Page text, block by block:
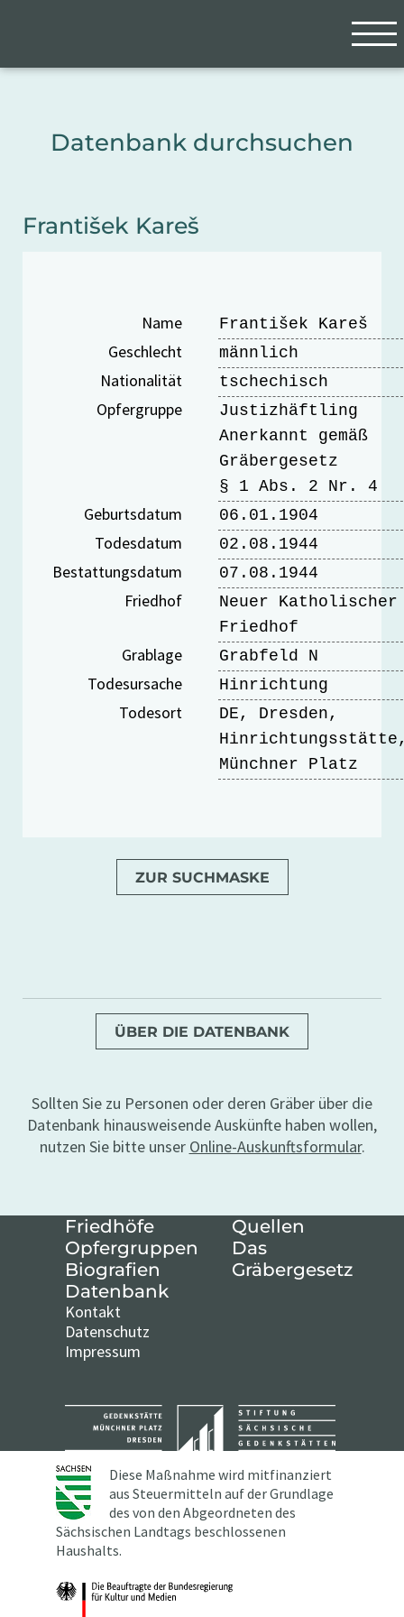
Datenbank durchsuchen
František Kareš
Name František Kareš
Geschlecht männlich
Nationalität tschechisch
Opfergruppe
Justizhäftling
Anerkannt gemäß
Gräbergesetz
§ 1 Abs. 2 Nr. 4
Geburtsdatum 06.01.1904
Todesdatum 02.08.1944
Bestattungsdatum 07.08.1944
Friedhof
Neuer Katholischer
Friedhof
Grablage Grabfeld N
Todesursache Hinrichtung
Todesort
DE, Dresden,
Münchner Platz
ZUR SUCHMASKE
ÜBER DIE DATENBANK
Sollten Sie zu Personen oder deren Gräber über die
Datenbank hinausweisende Auskünfte haben wollen,
nutzen Sie bitte unser Online-Auskunftsformular.
Friedhöfe
Opfergruppen
Biografien
Datenbank
Quellen
Das
Gräbergesetz
Kontakt
Datenschutz
Impressum
Diese Maßnahme wird mitfinanziert
aus Steuermitteln auf der Grundlage
des von den Abgeordneten des
Sächsischen Landtags beschlossenen
Haushalts.